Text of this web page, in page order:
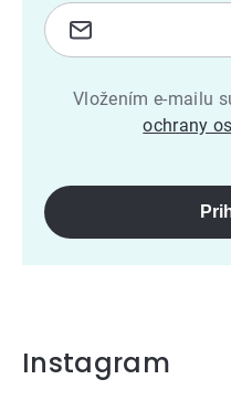
Vložením e-mailu
ochrany
Instagram